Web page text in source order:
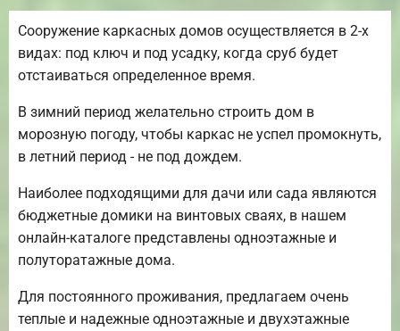
Сооружение каркасных домов осуществляется в 2-х
видах: под ключ и под усадку, когда сруб будет
отстаиваться определенное время.
В зимний период желательно строить дом в
морозную погоду, чтобы каркас не успел промокнуть,
в летний период - не под дождем.
Наиболее подходящими для дачи или сада являются
бюджетные домики на винтовых сваях, в нашем
онлайн-каталоге представлены одноэтажные и
полуторатажные дома.
Для постоянного проживания, предлагаем очень
теплые и надежные одноэтажные и двухэтажные